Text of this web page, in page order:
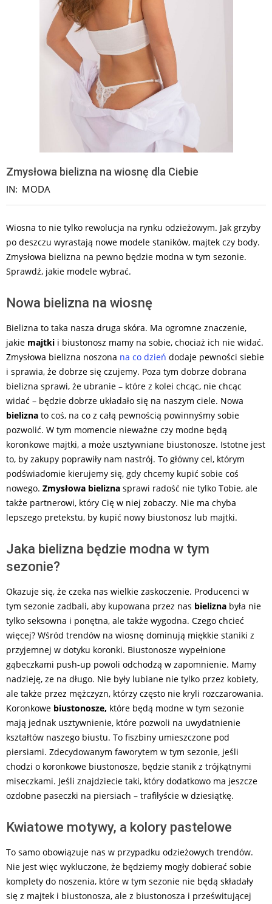
Zmysłowa bielizna na wiosnę dla Ciebie
IN: MODA
Wiosna to nie tylko rewolucja na rynku odzieżowym. Jak grzyby
po deszczu wyrastają nowe modele staników, majtek czy body.
Zmysłowa bielizna na pewno będzie modna w tym sezonie.
Sprawdź, jakie modele wybrać.
Nowa bielizna na wiosnę
Bielizna to taka nasza druga skóra. Ma ogromne znaczenie,
jakie majtki i biustonosz mamy na sobie, chociaż ich nie widać.
Zmysłowa bielizna noszona na co dzień dodaje pewności siebie
i sprawia, że dobrze się czujemy. Poza tym dobrze dobrana
bielizna sprawi, że ubranie – które z kolei chcąc, nie chcąc
widać – będzie dobrze układało się na naszym ciele. Nowa
bielizna to coś, na co z całą pewnością powinnyśmy sobie
pozwolić. W tym momencie nieważne czy modne będą
koronkowe majtki, a może usztywniane biustonosze. Istotne jest
to, by zakupy poprawiły nam nastrój. To główny cel, którym
podświadomie kierujemy się, gdy chcemy kupić sobie coś
nowego. Zmysłowa bielizna sprawi radość nie tylko Tobie, ale
także partnerowi, który Cię w niej zobaczy. Nie ma chyba
lepszego pretekstu, by kupić nowy biustonosz lub majtki.
Jaka bielizna będzie modna w tym
sezonie?
Okazuje się, że czeka nas wielkie zaskoczenie. Producenci w
tym sezonie zadbali, aby kupowana przez nas bielizna była nie
tylko seksowna i ponętna, ale także wygodna. Czego chcieć
więcej? Wśród trendów na wiosnę dominują miękkie staniki z
przyjemnej w dotyku koronki. Biustonosze wypełnione
gąbeczkami push-up powoli odchodzą w zapomnienie. Mamy
nadzieję, ze na długo. Nie były lubiane nie tylko przez kobiety,
ale także przez mężczyzn, którzy często nie kryli rozczarowania.
Koronkowe biustonosze, które będą modne w tym sezonie
mają jednak usztywnienie, które pozwoli na uwydatnienie
kształtów naszego biustu. To fiszbiny umieszczone pod
piersiami. Zdecydowanym faworytem w tym sezonie, jeśli
chodzi o koronkowe biustonosze, będzie stanik z trójkątnymi
miseczkami. Jeśli znajdziecie taki, który dodatkowo ma jeszcze
ozdobne paseczki na piersiach – trafiłyście w dziesiątkę.
Kwiatowe motywy, a kolory pastelowe
To samo obowiązuje nas w przypadku odzieżowych trendów.
Nie jest więc wykluczone, że będziemy mogły dobierać sobie
komplety do noszenia, które w tym sezonie nie będą składały
się z majtek i biustonosza, ale z biustonosza i prześwitującej